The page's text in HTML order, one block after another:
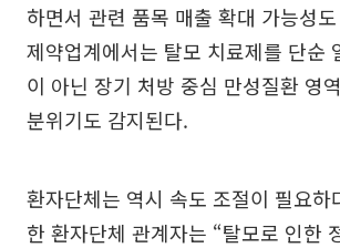
하면서 관련 품목 매출 확대 가능성
제약업계에서는 탈모 치료제를 단순
이 아닌 장기 처방 중심 만성질환 영
분위기도 감지된다.
환자단체는 역시 속도 조절이 필요하
한 환자단체 관계자는 “탈모로 인한